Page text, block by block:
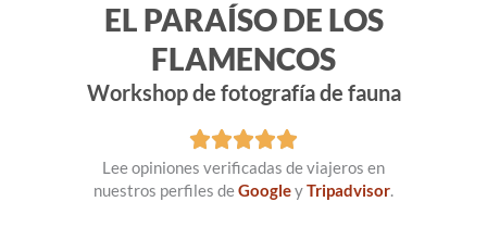
EL PARAÍSO DE LOS
FLAMENCOS
Workshop de fotografía de fauna
Lee opiniones verificadas de viajeros en
nuestros perfiles deGoogleyTripadvisor.